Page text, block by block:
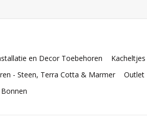
en Decor Toebehoren Kacheltjes
- Steen, Terra Cotta & Marmer Outlet